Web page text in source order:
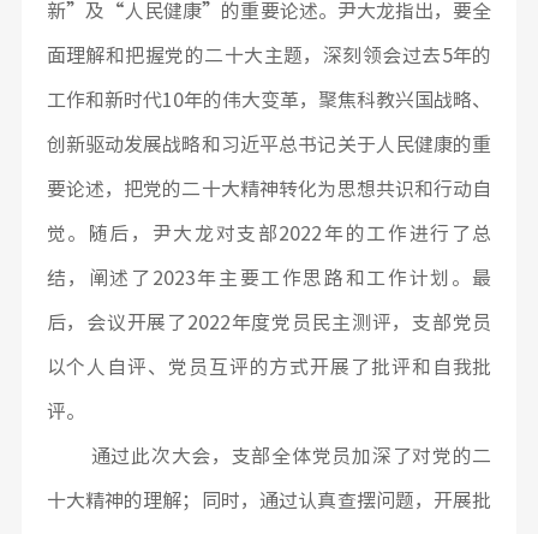
新”及“人民健康”的重要论述。尹大龙指出，要全
面理解和把握党的二十大主题，深刻领会过去5年的
工作和新时代10年的伟大变革，聚焦科教兴国战略、
创新驱动发展战略和习近平总书记关于人民健康的重
要论述，把党的二十大精神转化为思想共识和行动自
觉。随后，尹大龙对支部2022年的工作进行了总
结，阐述了2023年主要工作思路和工作计划。最
后，会议开展了2022年度党员民主测评，支部党员
以个人自评、党员互评的方式开展了批评和自我批
评。
通过此次大会，支部全体党员加深了对党的二
十大精神的理解；同时，通过认真查摆问题，开展批